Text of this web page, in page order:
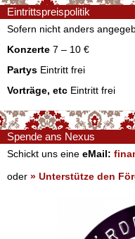
Eintrittspreispolitik
Sofern nicht anders
Konzerte 7 – 10 €
Partys Eintritt frei
Vorträge, etc Eintritt frei
Spende ans Nexus
Schickt uns eine eMail:
oder » Unterstütze den